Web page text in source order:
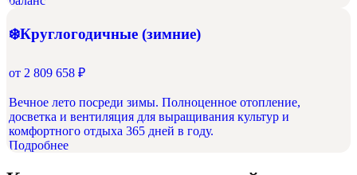
❄️Круглогодичные (зимние)
от 2 809 658 ₽
Вечное лето посреди зимы. Полноценное отопление,
досветка и вентиляция для выращивания культур и
комфортного отдыха 365 дней в году.
Подробнее